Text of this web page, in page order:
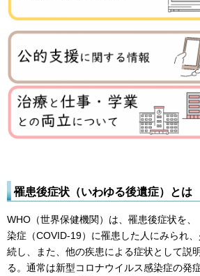
罹患後症状（いわゆる後遺症）とは
WHO（世界保健機関）は、罹患後症状を
染症（COVID-19）に罹患した人にみられ
続し、また、他の疾患による症状として説
る。通常は新型コロナウイルス感染症の発